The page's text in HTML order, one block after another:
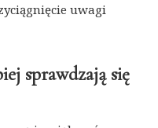
uwagi
sprawdzają się